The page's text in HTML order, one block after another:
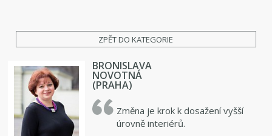
ZPĚT DO KATEGORIE
BRONISLAVA
NOVOTNÁ
(PRAHA)
Změna je krok k dosažení vyšší
úrovně interiérů.